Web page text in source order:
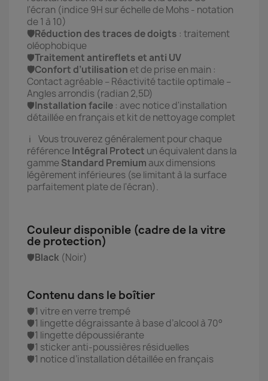
l'écran (indice 9H sur échelle de Mohs - notation
de 1 à 10)
🛡️Réduction des traces de doigts : traitement
oléophobique
🛡️Traitement antireflets et anti UV
🛡️Confort d’utilisation et de prise en main :
Contact agréable – Réactivité tactile optimale –
Angles arrondis (radian 2,5D)
🛡️Installation facile : avec notice d'installation
détaillée en français et kit de nettoyage complet
ℹ️ Vous trouverez généralement pour chaque
référenceIntégral Protect un équivalent dans la
gammeStandard Premium aux dimensions
légèrement inférieures (se limitant à la surface
parfaitement plate de l'écran).
Couleur disponible (cadre de la vitre
de protection)
🛡️Black (Noir)
Contenu dans le boîtier
🛡️1 vitre en verre trempé
🛡️1 lingette dégraissante à base d’alcool à 70°
🛡️1 lingette dépoussiérante
🛡️1 sticker anti-poussières résiduelles
🛡️1 notice d’installation détaillée en français